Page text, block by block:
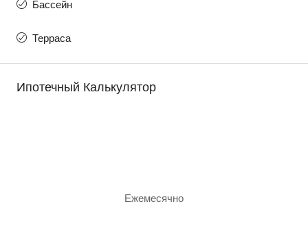
Бассейн
Терраса
Ипотечный Калькулятор
Ежемесячно